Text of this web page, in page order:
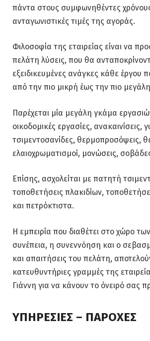
πάντα στους συμφωνηθέντες χρόνους
ανταγωνιστικές τιμές της αγοράς.
Φιλοσοφία της εταιρείας είναι να
πελάτη λύσεις, που θα
εξειδικευμένες ανάγκες κάθε έργου
από την πιο μικρή έως την πιο
Παρέχεται μία μεγάλη γκάμα
οικοδομικές εργασίες, ανακαινίσεις,
τσιμεντοσανίδες, θερμοπροσόψεις,
ελαιοχρωματισμοί, μονώσεις,
Επίσης, ασχολείται με πατητή
τοποθετήσεις πλακιδίων,
και πετρόκτιστα.
Η εμπειρία που διαθέτει στο χώρο
συνέπεια, η συνεννόηση και ο
και απαιτήσεις του πελάτη,
κατευθυντήριες γραμμές της
Γιάννη για να κάνουν το όνειρό σας
ΥΠΗΡΕΣΙΕΣ – ΠΑΡΟΧΕΣ